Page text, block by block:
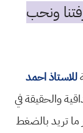
ونحب
للاستاذ احمد
والحقيقة في
ما تريد بالضغط